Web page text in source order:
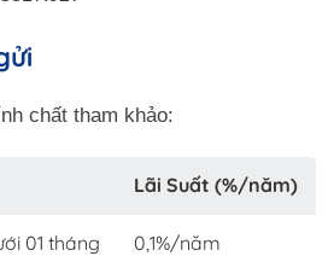
chất tham khảo:
Lãi Suất (%/năm)
01 tháng 0,1%/năm